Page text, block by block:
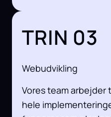
TRIN 03
Webudvikling
Vores team
hele